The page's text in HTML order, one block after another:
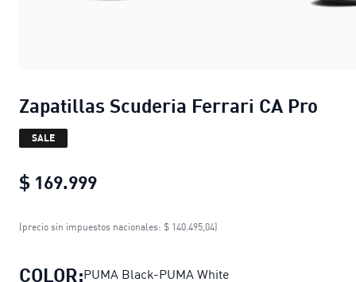
Zapatillas Scuderia Ferrari CA Pro
SALE
$ 169.999
Zapatillas Scuderia Ferrari CA Pro
(precio sin impuestos nacionales: $ 140.495,04)
COLOR:PUMA Black-PUMA White